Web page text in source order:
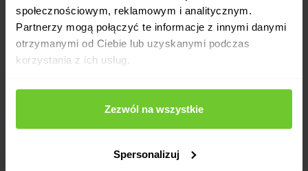
społecznościowym, reklamowym i analitycznym.
Partnerzy mogą połączyć te informacje z innymi danymi
otrzymanymi od Ciebie lub uzyskanymi podczas
korzystania z ich usług.
Zezwól na wszystkie
Spersonalizuj
Dla odmiany
KUP KARNET ONLINE